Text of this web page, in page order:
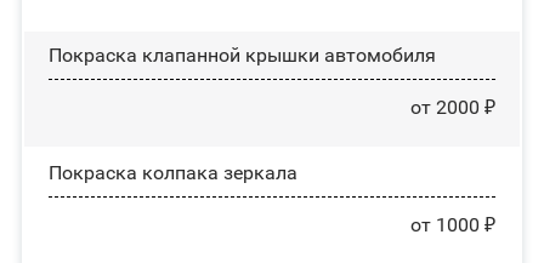
Покраска клапанной крышки автомобиля
от 2000 ₽
Покраска колпака зеркала
от 1000 ₽